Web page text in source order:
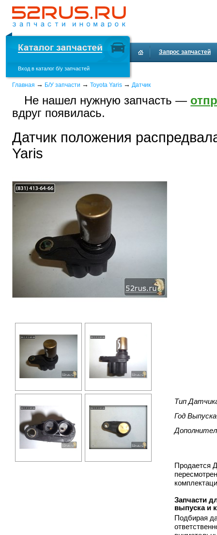
Вход в каталог б/у запчастей
Запрос запчастей
Главная → Б/У запчасти → Toyota Yaris → Датчик
Не нашел нужную запчасть —
вдруг появилась.
Датчик положения
Yaris
Тип
Год Выпуска
Продается
Запчасти
выпуска и
Подбирая